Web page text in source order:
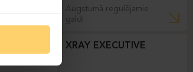
Augstumā regulējamie
galdi
XRAY EXECUTIVE